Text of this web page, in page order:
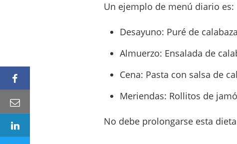
Un ejemplo de menú diario es:
Desayuno: Puré de
Almuerzo: Ensalada de
Cena: Pasta con salsa de
Meriendas: Rollitos de
No debe prolongarse esta